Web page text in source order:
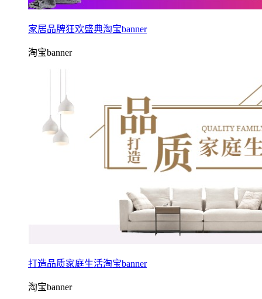
家居品牌狂欢盛典淘宝banner
淘宝banner
打造品质家庭生活淘宝banner
淘宝banner